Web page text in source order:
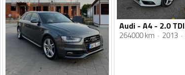
Audi - A4 - 2.0 TDI
264000 km 2013